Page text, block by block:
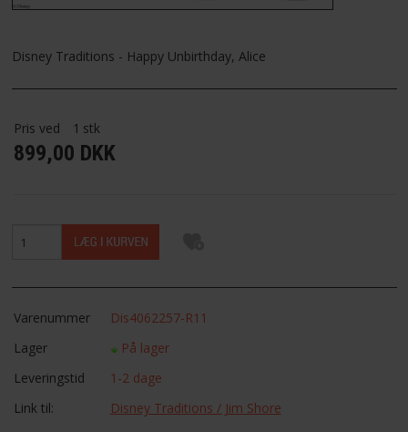
FRAGT
FAVORIT
Disney Traditions - Happy Unbirthday, Alice
Pris ved 1 stk
899,00 DKK
Varenummer
Dis4062257-R11
Lager
På lager
Leveringstid
1-2 dage
Link til:
Disney Traditions / Jim Shore